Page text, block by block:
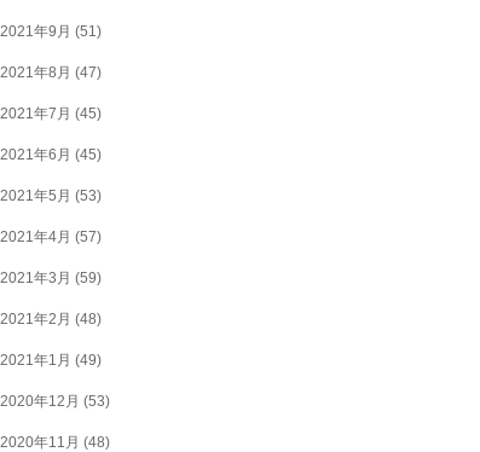
2021年9月 (51)
2021年8月 (47)
2021年7月 (45)
2021年6月 (45)
2021年5月 (53)
2021年4月 (57)
2021年3月 (59)
2021年2月 (48)
2021年1月 (49)
2020年12月 (53)
2020年11月 (48)